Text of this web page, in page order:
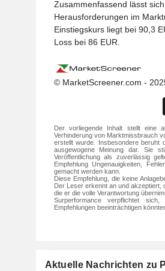
Zusammenfassend lässt
Herausforderungen im
Einstiegskurs liegt bei 90,3
Loss bei 86 EUR.
© MarketScreener.com -
Der vorliegende Inhalt stellt eine
Verhinderung von Marktmissbrauch
erstellt wurde. Insbesondere beruht
ausgewogene Meinung dar. Sie
Veröffentlichung als zuverlässig
Empfehlung Ungenauigkeiten,
gemacht werden kann.
Diese Empfehlung, die keine
Der Leser erkennt an und
die er die volle Verantwortung
Surperformance verpflichtet
Empfehlungen beeinträchtigen
Aktuelle Nachrichten zu